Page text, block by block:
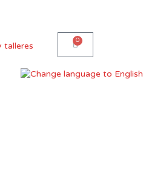
talleres
0
Carro